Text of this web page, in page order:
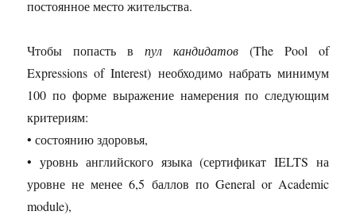
постоянное место жительства.
Чтобы попасть впул кандидатов(The Pool of
Expressions of Interest) необходимо набрать минимум
100 по форме выражение намерения по следующим
критериям:
• состоянию здоровья,
• уровнь английского языка (сертификат IELTS на
уровне не менее 6,5 баллов по General or Academic
module),